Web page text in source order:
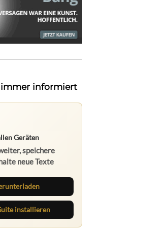
immer informiert
Geräten
speichere
neue Texte
installieren